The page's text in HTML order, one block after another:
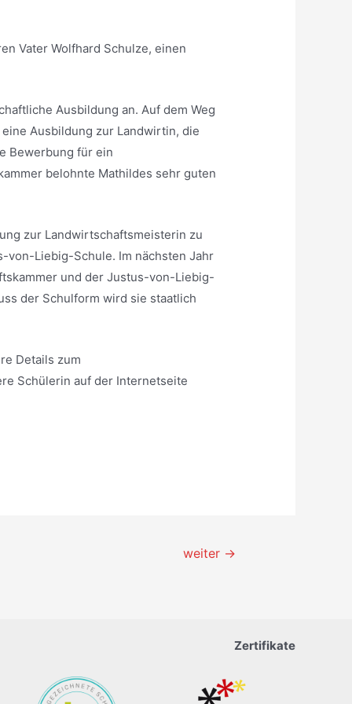
Vater Wolfhard Schulze, einen
Ausbildung an. Auf dem Weg
Ausbildung zur Landwirtin, die
Bewerbung für ein
belohnte Mathildes sehr guten
zur Landwirtschaftsmeisterin zu
von-Liebig-Schule. Im nächsten Jahr
und der Justus-von-Liebig-
der Schulform wird sie staatlich
Details zum
Schülerin auf der Internetseite
weiter →
Zertifikate